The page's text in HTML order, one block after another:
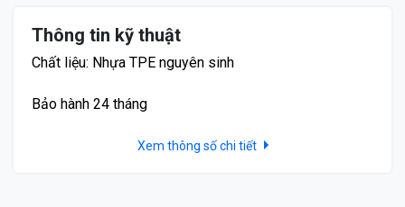
Thông tin kỹ thuật
Chất liệu: Nhựa TPE nguyên sinh
Bảo hành 24 tháng
Xem thông số chi tiết